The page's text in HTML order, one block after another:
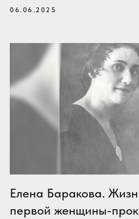
06.06.2025
Елена Баракова.
первой женщины-